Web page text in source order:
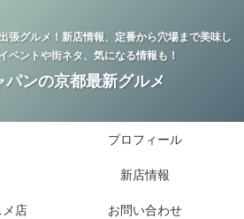
張グルメ！新店情報、定番から穴場まで美味し
ベントや街ネタ、気になる情報も！
パンの京都最新グルメ
プロフィール
新店情報
メ店 お問い合わせ